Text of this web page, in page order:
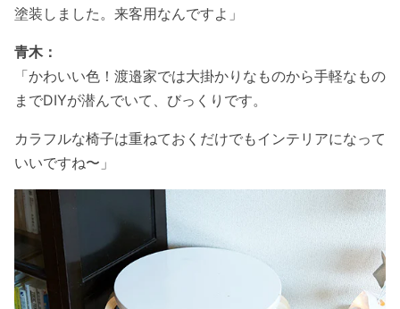
塗装しました。来客用なんですよ」
青木：
「かわいい色！渡邉家では大掛かりなものから手軽なもの
までDIYが潜んでいて、びっくりです。
カラフルな椅子は重ねておくだけでもインテリアになって
いいですね〜」